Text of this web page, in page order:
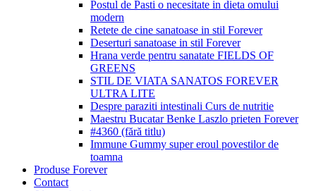
Postul de Pasti o necesitate in dieta omului
modern
Retete de cine sanatoase in stil Forever
Deserturi sanatoase in stil Forever
Hrana verde pentru sanatate FIELDS OF
GREENS
STIL DE VIATA SANATOS FOREVER
ULTRA LITE
Despre paraziti intestinali Curs de nutritie
Maestru Bucatar Benke Laszlo prieten Forever
#4360 (fără titlu)
Immune Gummy super eroul povestilor de
toamna
Produse Forever
Contact